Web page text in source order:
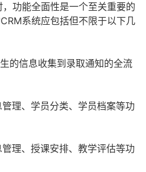
功能全面性是一个至关重要的
系统应包括但不限于以下几
的信息收集到录取通知的全流
理、学员分类、学员档案等功
理、授课安排、教学评估等功